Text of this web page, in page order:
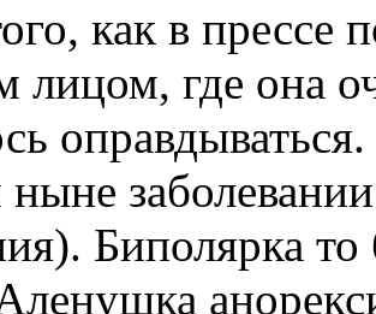
как в прессе
лицом, где она
Биполярка